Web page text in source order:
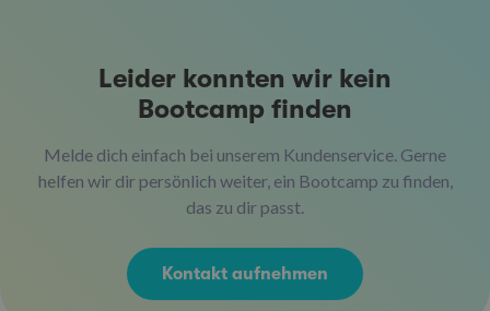
Leider konnten wir kein
Bootcamp finden
Melde dich einfach bei unserem Kundenservice. Gerne
helfen wir dir persönlich weiter, ein Bootcamp zu finden,
das zu dir passt.
Kontakt aufnehmen